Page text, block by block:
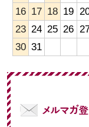
16 17 18 19
23 24 25 26
30 31